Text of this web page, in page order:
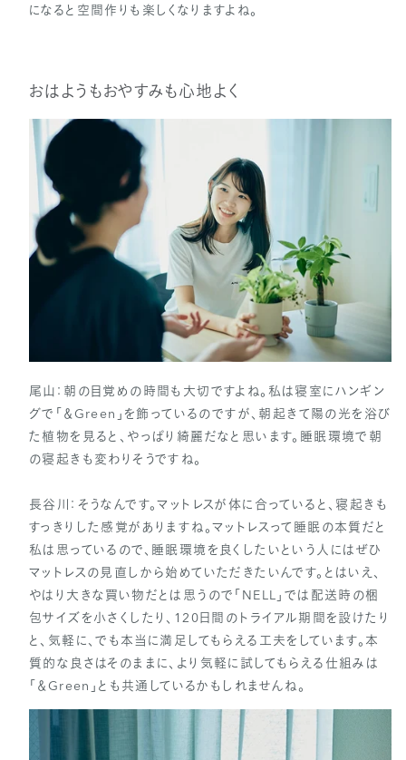
になると空間作りも楽しくなりますよね。
おはようもおやすみも心地よく
尾山：朝の目覚めの時間も大切ですよね。私は寝室にハンギン
グで「＆Green」を飾っているのですが、朝起きて陽の光を浴び
た植物を見ると、やっぱり綺麗だなと思います。睡眠環境で朝
の寝起きも変わりそうですね。
長谷川：そうなんです。マットレスが体に合っていると、寝起きも
すっきりした感覚がありますね。マットレスって睡眠の本質だと
私は思っているので、睡眠環境を良くしたいという人にはぜひ
マットレスの見直しから始めていただきたいんです。とはいえ、
やはり大きな買い物だとは思うので「NELL」では配送時の梱
包サイズを小さくしたり、120日間のトライアル期間を設けたり
と、気軽に、でも本当に満足してもらえる工夫をしています。本
質的な良さはそのままに、より気軽に試してもらえる仕組みは
「＆Green」とも共通しているかもしれませんね。